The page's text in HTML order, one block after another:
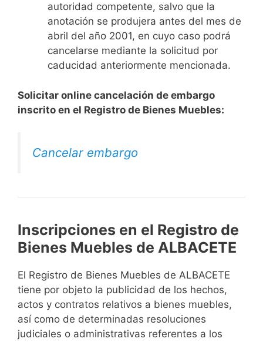
autoridad competente, salvo que la
anotación se produjera antes del mes de
abril del año 2001, en cuyo caso podrá
cancelarse mediante la solicitud por
caducidad anteriormente mencionada.
Solicitar online cancelación de embargo
inscrito en el Registro de Bienes Muebles:
Cancelar embargo
Inscripciones en el Registro de
Bienes Muebles de ALBACETE
El Registro de Bienes Muebles de ALBACETE
tiene por objeto la publicidad de los hechos,
actos y contratos relativos a bienes muebles,
así como de determinadas resoluciones
judiciales o administrativas referentes a los